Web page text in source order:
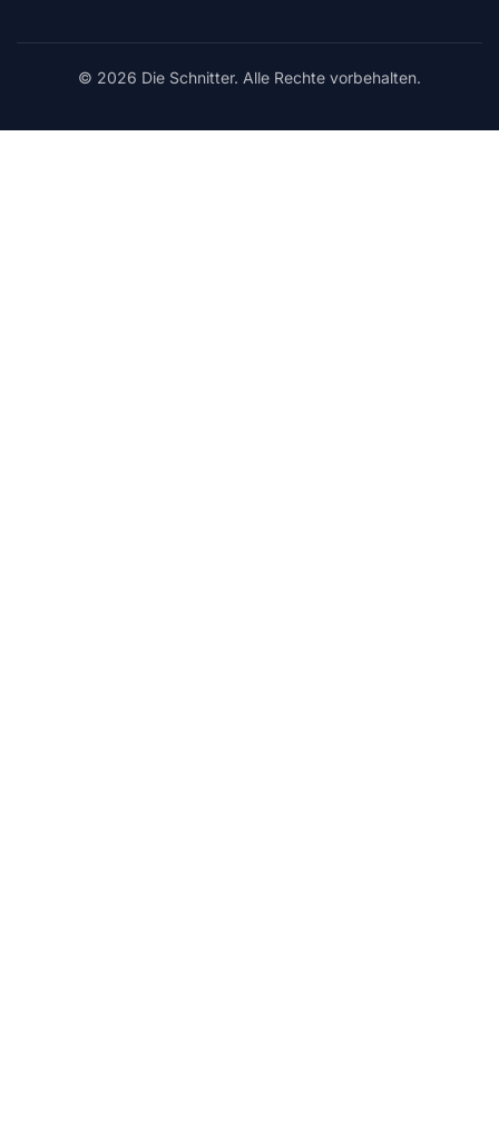
© 2026 Die Schnitter. Alle Rechte vorbehalten.